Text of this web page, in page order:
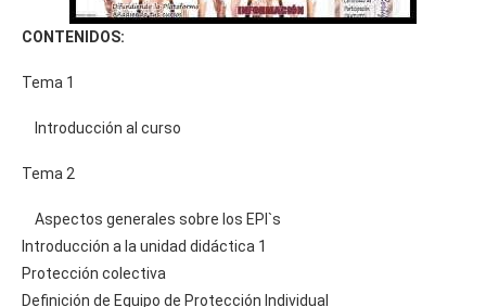
CONTENIDOS:
Tema 1
Introducción al curso
Tema 2
Aspectos generales sobre los EPI`s
Introducción a la unidad didáctica 1
Protección colectiva
Definición de Equipo de Protección Individual